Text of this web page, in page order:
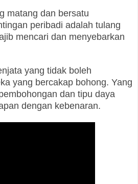
matang dan bersatu
peribadi adalah tulang
mencari dan menyebarkan
yang tidak boleh
yang bercakap bohong. Yang
dan tipu daya
dengan kebenaran.